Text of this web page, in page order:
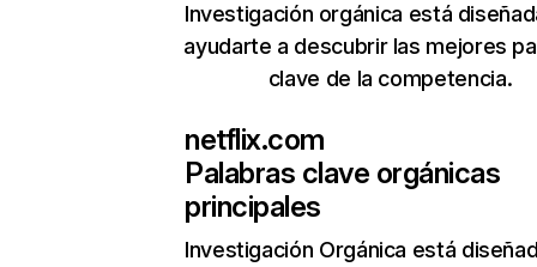
Investigación orgánica está
ayudarte a descubrir las mejores
clave de la competencia.
netflix.com
Palabras clave orgánicas
principales
Investigación Orgánica está